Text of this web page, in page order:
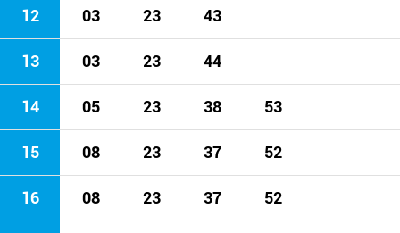
12 03 23 43
13 03 23 44
14 05 23 38 53
15 08 23 37 52
16 08 23 37 52